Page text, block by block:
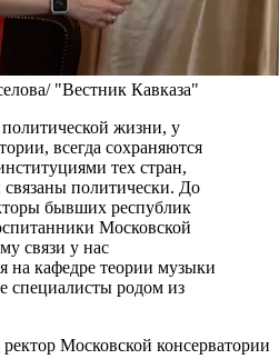
"Вестник Кавказа"
жизни, у
всегда сохраняются
тех стран,
политически. До
бывших республик
Московской
связи у нас
на кафедре теории музыки
специалисты родом из
ректор Московской консерватории